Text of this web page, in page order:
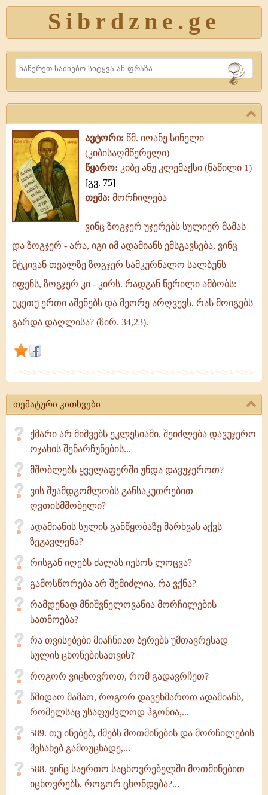
Sibrdzne.ge
Search
ავტორი: წმ. იოანე სინელი
(კიბისაღმწერელი)
წყარო: კიბე ანუ კლემაქსი (ნაწილი 1)
[გვ. 75]
თემა: მორჩილება
ზოგჯერ
უჯერებს
სულიერ
მამას
და
ზოგჯერ
არა,
იგი
იმ
ადამიანს
ემსგავსება,
ვინც
მტკივან
თვალზე
ვინც ზოგჯერ უჯერებს სულიერ მამას
და ზოგჯერ - არა, იგი იმ ადამიანს ემსგავსება, ვინც
მტკივან თვალზე ზოგჯერ სამკურნალო სალბუნს
იფენს, ზოგჯერ კი - კირს. რადგან წერილი ამბობს:
უკეთუ ერთი აშენებს და მეორე არღვევს, რას მოიგებს
გარდა დაღლისა? (ზირ. 34,23).
თემატური კითხვები
ქმარი არ მიშვებს ეკლესიაში, შეიძლება დავუჯერო
ოჯახის შენარჩუნების...
მშობლებს ყველაფერში უნდა დავუჯეროთ?
ვის შუამდგომლობს განსაკუთრებით
ღვთისმშობელი?
ადამიანის სულის განწყობაზე მარხვას აქვს
ზეგავლენა?
რისგან იღებს ძალას იესოს ლოცვა?
გამოსწორება არ შემიძლია, რა ვქნა?
რამდენად მნიშვნელოვანია მორჩილების
სათნოება?
რა თვისებები მიაჩნიათ ბერებს უმთავრესად
სულის ცხონებისათვის?
როგორ ვიცხოვროთ, რომ გადავრჩეთ?
წმიდაო მამაო, როგორ დავეხმაროთ ადამიანს,
რომელსაც უსაფუძვლოდ ჰგონია,...
589. თუ ინებებ, ძმებს მოთმინების და მორჩილების
შესახებ გამოუცხადე,...
588. ვინც საერთო საცხოვრებელში მოთმინებით
იცხოვრებს, როგორ ცხონდება?...